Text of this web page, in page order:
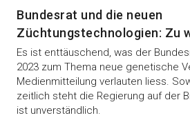
Bundesrat und die neuen
Züchtungstechnologien: Zu
Es ist enttäuschend, was der
2023 zum Thema neue genetische
Medienmitteilung verlauten liess.
zeitlich steht die Regierung auf der
ist unverständlich.